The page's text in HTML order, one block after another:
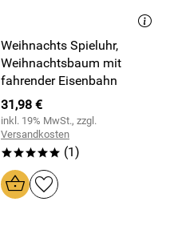
Weihnachts Spieluhr,
Weihnachtsbaum mit
fahrender Eisenbahn
31,98 €
inkl. 19% MwSt., zzgl.
Versandkosten
***** (1)